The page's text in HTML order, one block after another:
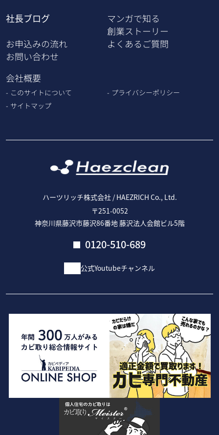
ハーツリッチ株式会社 / HAEZRICH Co., Ltd.
〒251-0052
神奈川県藤沢市藤沢86番地 藤沢法人会館ビル5階
0120-510-689
公式Youtubeチャンネル
社長ブログ
マンガで知る
創業ストーリー
お申込みの流れ
よくあるご質問
お問い合わせ
会社概要
このサイトについて
プライバシーポリシー
サイトマップ